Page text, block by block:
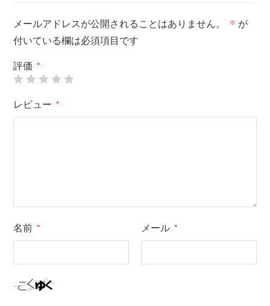
メールアドレスが公開されることはありません。 ※ が
付いている欄は必須項目です
評価
*
レビュー *
名前 * メール *